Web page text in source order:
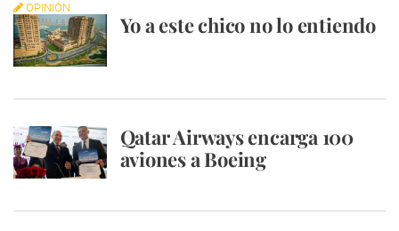
OPINIÓN
Yo a este chico no lo entiendo
Qatar Airways encarga 100
aviones a Boeing